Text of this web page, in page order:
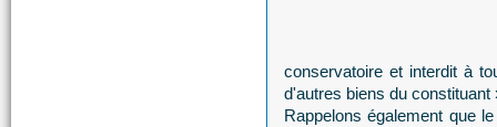
conservatoire et interdit à
d'autres biens du constituant
Rappelons également que